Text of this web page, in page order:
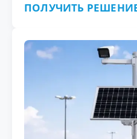
ПОЛУЧИТЬ